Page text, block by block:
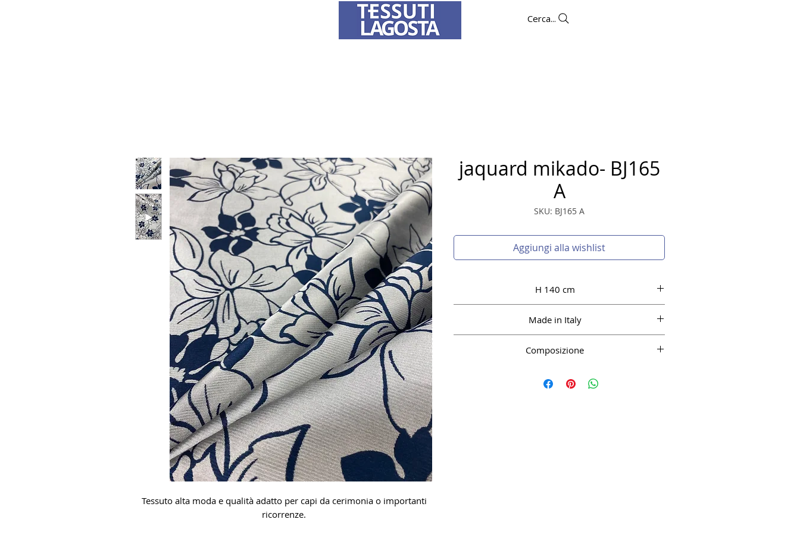
Cerca...
Tessuto alta moda e qualità adatto per capi da cerimonia o importanti
ricorrenze.
jaquard mikado- BJ165
A
SKU: BJ165 A
Aggiungi alla wishlist
H 140 cm
Made in Italy
Composizione